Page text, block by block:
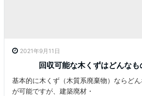
2021年9月11日
回収可能な木くずはどんなも
基本的に木くず（木質系廃棄物）ならど
が可能ですが、建築廃材・